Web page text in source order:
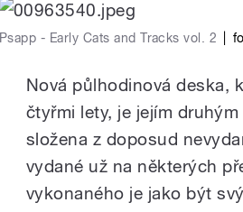
Psapp - Early Cats and Tracks vol. 2
Nová půlhodinová deska,
čtyřmi lety, je jejím
složena z doposud
vydané už na některých
vykonaného je jako být